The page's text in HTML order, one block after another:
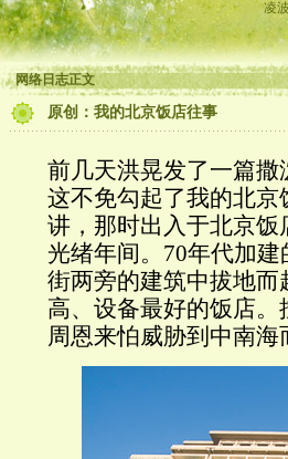
凌
网络日志正文
原创：我的北京饭店往事
前几天洪晃发了一篇撒
这不免勾起了我的北
讲，那时出入于北京
光绪年间。 70年代加建
街两旁的建筑中拔地
高、设备最好的饭店。
周恩来怕威胁到中南